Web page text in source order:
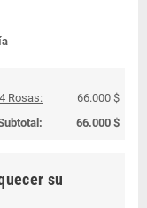
Rosas:
66.000 $
66.000 $
su